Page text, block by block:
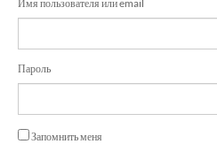
Имя пользователя или email
Пароль
Запомнить меня